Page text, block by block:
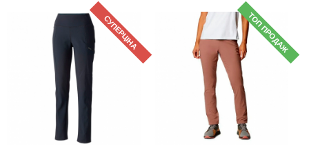
СУПЕРЦІНА ТОП ПРОДАЖ